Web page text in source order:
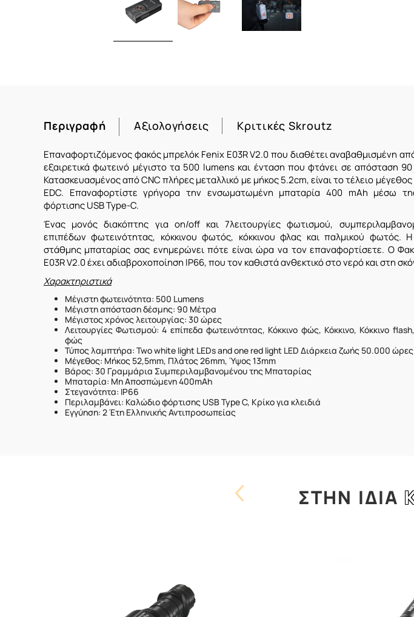
Περιγραφή Αξιολογήσεις Κριτικές Skroutz
Eπαναφορτιζόμενος φακός μπρελόκ Fenix E03R V2.0 που διαθέτει αναβαθμισμένη
εξαιρετικά φωτεινό μέγιστο τα 500 lumens και ένταση που φτάνει σε απόσταση
Κατασκευασμένος από CNC πλήρες μεταλλικό με μήκος 5.2cm, είναι το τέλειο
EDC. Επαναφορτίστε γρήγορα την ενσωματωμένη μπαταρία 400 mAh μέσω
φόρτισης USB Type-C.
Ένας μονός διακόπτης για on/off και 7λειτουργίες φωτισμού,
επιπέδων φωτεινότητας, κόκκινου φωτός, κόκκινου φλας και παλμικού φωτός. Η
στάθμης μπαταρίας σας ενημερώνει πότε είναι ώρα να τον επαναφορτίσετε. Ο
E03R V2.0 έχει αδιαβροχοποίηση IP66, που τον καθιστά ανθεκτικό στο νερό και στη
Χαρακτηριστικά
Μέγιστη φωτεινότητα: 500 Lumens
Μέγιστη απόσταση δέσμης: 90 Μέτρα
Μέγιστος χρόνος λειτουργίας: 30 ώρες
Λειτουργίες Φωτισμού: 4 επίπεδα φωτεινότητας, Κόκκινο φώς, Κόκκινο, Κόκκινο
φώς
Τύπος λαμπτήρα: Two white light LEDs and one red light LED Διάρκεια ζωής 50.000 ώρες
Μέγεθος: Μήκος 52,5mm, Πλάτος 26mm, Ύψος 13mm
Βάρος: 30 Γραμμάρια Συμπεριλαμβανομένου της Μπαταρίας
Μπαταρία: Μη Αποσπώμενη 400mAh
Στεγανότητα: IP66
Περιλαμβάνει: Καλώδιο φόρτισης USB Type C, Κρίκο για κλειδιά
Εγγύηση: 2 Έτη Ελληνικής Αντιπροσωπείας
ΣΤΗΝ ΙΔΙΑ